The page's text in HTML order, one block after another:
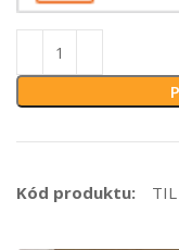
Kód produktu: